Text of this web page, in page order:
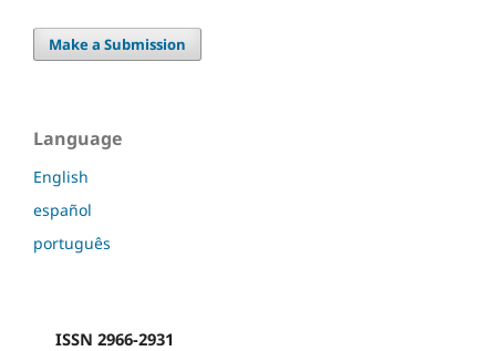
Make a Submission
Language
English
español
português
ISSN 2966-2931